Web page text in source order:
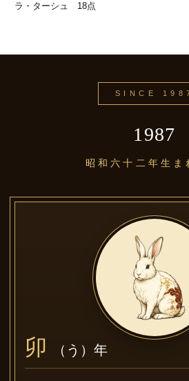
ラ・ターシュ 18点
SINCE
1987
昭和六十二年生ま
卯 （う）年